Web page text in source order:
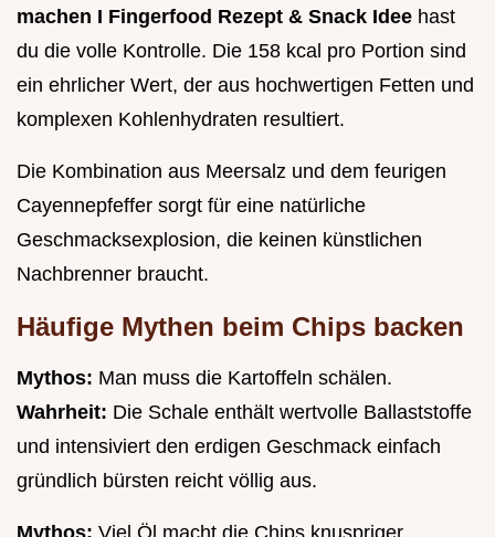
machen I Fingerfood Rezept & Snack Idee hast
du die volle Kontrolle. Die 158 kcal pro Portion sind
ein ehrlicher Wert, der aus hochwertigen Fetten und
komplexen Kohlenhydraten resultiert.
Die Kombination aus Meersalz und dem feurigen
Cayennepfeffer sorgt für eine natürliche
Geschmacksexplosion, die keinen künstlichen
Nachbrenner braucht.
Häufige Mythen beim Chips backen
Mythos: Man muss die Kartoffeln schälen.
Wahrheit: Die Schale enthält wertvolle Ballaststoffe
und intensiviert den erdigen Geschmack einfach
gründlich bürsten reicht völlig aus.